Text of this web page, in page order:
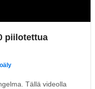
piilotettua
Tällä videolla